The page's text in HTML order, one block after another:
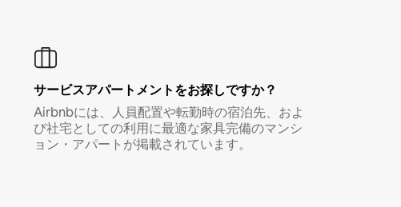
サービスアパートメントをお探しですか？
Airbnbには、人員配置や転勤時の宿泊先、およ
び社宅としての利用に最適な家具完備のマンシ
ョン・アパートが掲載されています。